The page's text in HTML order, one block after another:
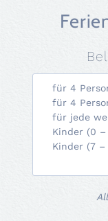
für 4
für 4
für jede
Kinder (0
Kinder (7 –